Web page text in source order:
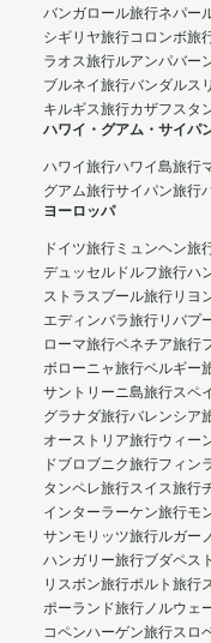
バンガロール旅行ネパー
シギリヤ旅行コロンボ旅
ラオス旅行ルアンパバー
ブルネイ旅行バンダルス
キルギス旅行カザフスタ
ハワイ・グアム・サイパ
ハワイ旅行ハワイ島旅行
グアム旅行サイパン旅行
ヨーロッパ
ドイツ旅行 ミュンヘン旅
デュッセルドルフ旅行ハ
ストラスブール旅行リヨ
エディンバラ旅行リバプ
ローマ旅行ベネチア旅行
ボローニャ旅行ベルギー
サントリーニ島旅行スペ
グラナダ旅行バレンシア
オーストリア旅行ウィー
ドブロブニク旅行フィン
タンペレ旅行スイス旅行
インターラーケン旅行モ
サンモリッツ旅行ルガー
ハンガリー旅行ブダペス
リスボン旅行ポルト旅行
ポーランド旅行ノルウェ
コペンハーゲン旅行スロ